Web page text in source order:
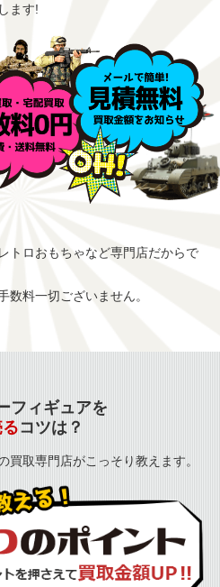
ます!
トロおもちゃなど専門店だからで
数料一切ございません。
フィギュアを
コツは？
買取専門店がこっそり教えます。